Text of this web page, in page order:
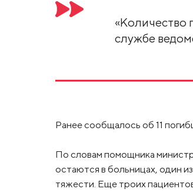
«Количество
службе
Ранее сообщалось об 11
По словам помощника
остаются в больницах, один
тяжести. Еще троих